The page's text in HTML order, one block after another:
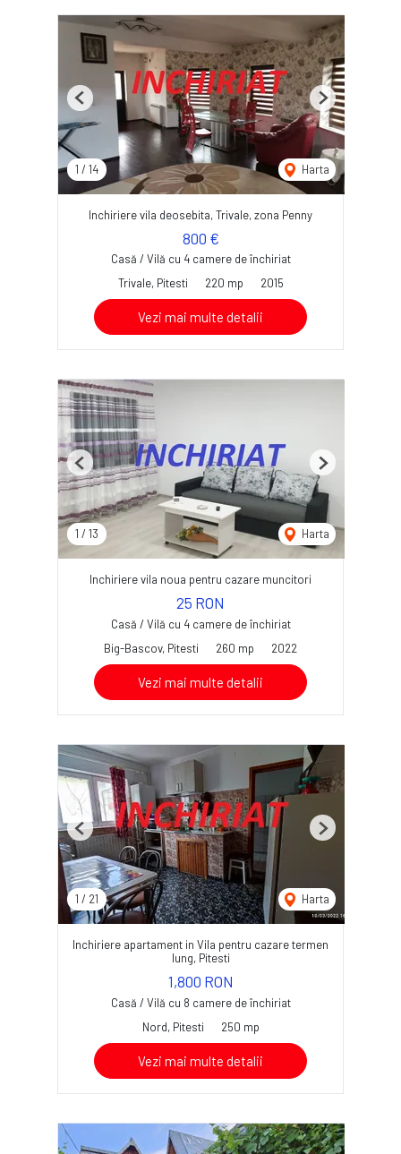
1 / 14 Harta
Previous Next
Inchiriere vila deosebita, Trivale, zona Penny
800 €
Casă / Vilă cu 4 camere de închiriat
Trivale, Pitesti
220 mp 2015
Vezi mai multe detalii
1 / 13 Harta
Previous Next
Inchiriere vila noua pentru cazare muncitori
25 RON
Casă / Vilă cu 4 camere de închiriat
Big-Bascov, Pitesti
260 mp 2022
Vezi mai multe detalii
1 / 21 Harta
Previous Next
Inchiriere apartament in Vila pentru cazare termen
lung, Pitesti
1,800 RON
Casă / Vilă cu 8 camere de închiriat
Nord, Pitesti
250 mp
Vezi mai multe detalii